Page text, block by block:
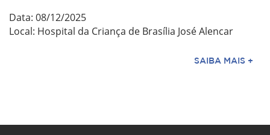
Data: 08/12/2025
Local: Hospital da Criança de Brasília José Alencar
SAIBA MAIS +